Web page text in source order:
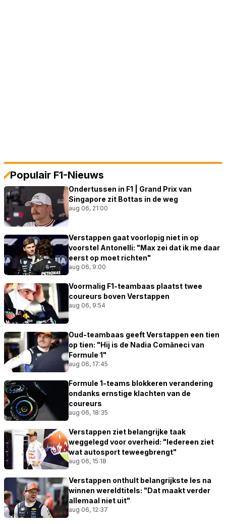
Populair F1-Nieuws
Ondertussen in F1 | Grand Prix van
Singapore zit Bottas in de weg
aug 06, 21:00
Verstappen gaat voorlopig niet in op
voorstel Antonelli: "Max zei dat ik me daar
eerst op moet richten"
aug 06, 9:00
Voormalig F1-teambaas plaatst twee
coureurs boven Verstappen
aug 06, 9:54
Oud-teambaas geeft Verstappen een tien
op tien: "Hij is de Nadia Comăneci van
Formule 1"
aug 06, 17:45
Formule 1-teams blokkeren verandering
ondanks ernstige klachten van de
coureurs
aug 06, 18:35
Verstappen ziet belangrijke taak
weggelegd voor overheid: "Iedereen ziet
wat autosport teweegbrengt"
aug 06, 15:18
Verstappen onthult belangrijkste les na
winnen wereldtitels: "Dat maakt verder
allemaal niet uit"
aug 06, 12:37